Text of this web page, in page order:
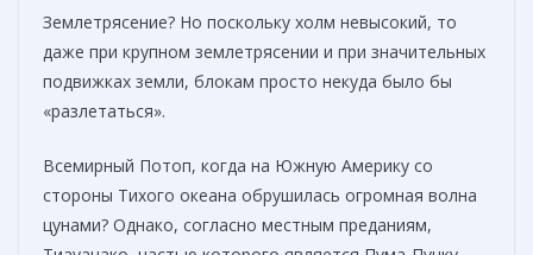
Землетрясение? Но поскольку холм невысокий, то
даже при крупном землетрясении и при значительных
подвижках земли, блокам просто некуда было бы
«разлетаться».
Всемирный Потоп, когда на Южную Америку со
стороны Тихого океана обрушилась огромная волна
цунами? Однако, согласно местным преданиям,